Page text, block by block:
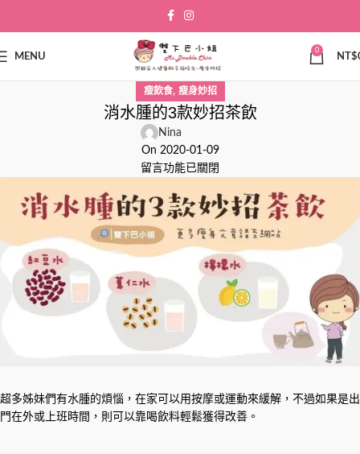
MENU
0
NT$
瘦飲食, 瘦身妙招
消水腫的3款妙招茶飲
Nina
On 2020-01-09
留言功能已關閉
超多姊妹們有水腫的煩惱，在家可以用按摩或運動來緩解，不過如果是出
門在外或上班時間，則可以靠喝飲料輕鬆獲得改善。